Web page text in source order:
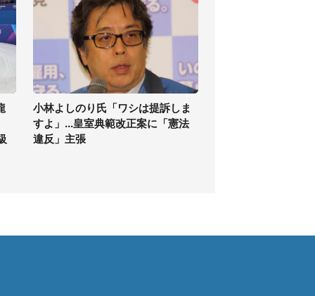
小林よしのり氏「ワシは提訴しま
すよ」...皇室典範改正案に「憲法
違反」主張